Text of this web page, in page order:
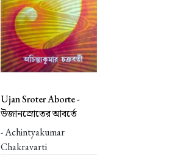
Ujan Sroter Aborte -
উজানস্রোতের আবর্তে
- Achintyakumar
Chakravarti